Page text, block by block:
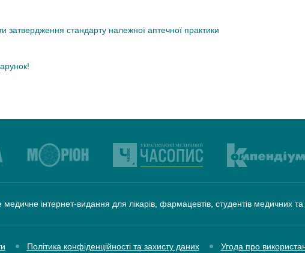
стандарту належної аптечної практики
медичне інтернет-видання для лікарів, фармацевтів, студентів медичних
Політика конфіденційності та захисту даних Угода про